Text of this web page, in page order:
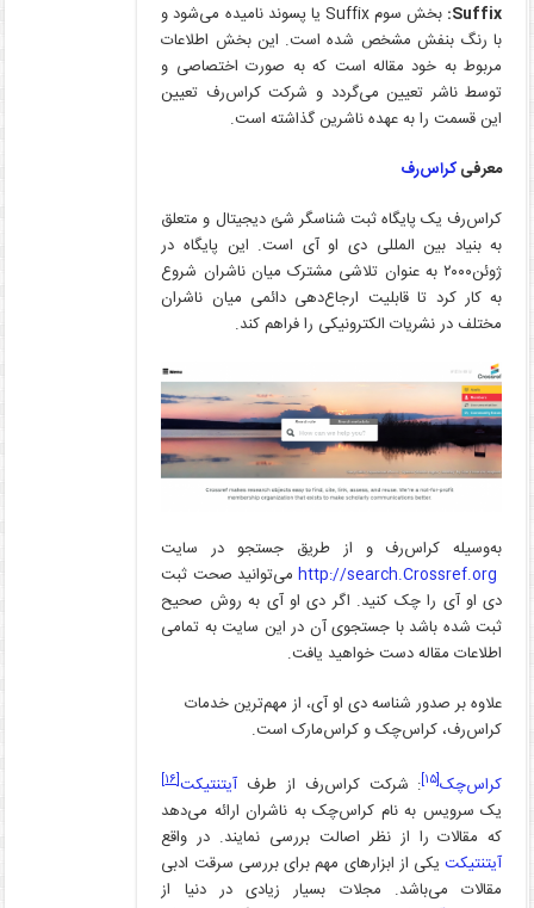
Suffix
:
بخش سوم Suffix یا پسوند نامیده می‌شود و
با رنگ بنفش مشخص شده است. این بخش اطلاعات
مربوط به خود مقاله است که به صورت اختصاصی و
توسط ناشر تعیین می‌گردد و شرکت کراس‌رف تعیین
این قسمت را به عهده ناشرین گذاشته است.
معرفیکراس‌رف
کراس‌رف یک پایگاه ثبت شناسگر شئ دیجیتال و متعلق
به بنیاد بین المللی دی او آی است. این پایگاه در
ژوئن۲۰۰۰ به عنوان تلاشی مشترک میان ناشران شروع
به کار کرد تا قابلیت ارجاع‌دهی دائمی میان ناشران
مختلف در نشریات الکترونیکی را فراهم کند.
به‌وسیله کراس‌رف و از طریق جستجو در سایت
http://search.Crossref.org می‌توانید صحت ثبت
دی او آی را چک کنید. اگر دی او آی به روش صحیح
ثبت شده باشد با جستجوی آن در این سایت به تمامی
اطلاعات مقاله دست خواهید یافت.
علاوه بر صدور شناسه دی او آی، از مهم‌ترین خدمات
کراس‌رف، کراس‌چک و کراس‌مارک است.
کراس‌چک[۱۵] : شرکت کراس‌رف از طرف آیتنتیکت[۱۶]
یک سرویس به نام کراس‌چک به ناشران ارائه می‌دهد
که مقالات را از نظر اصالت بررسی نمایند. در واقع
آیتنتیکتیکی از ابزارهای مهم برای بررسی سرقت ادبی
مقالات می‌باشد. مجلات بسیار زیادی در دنیا از